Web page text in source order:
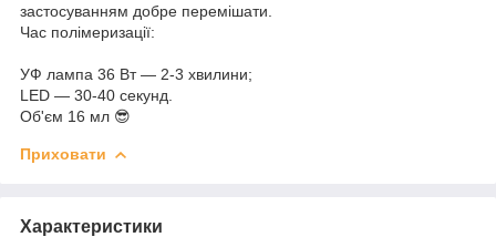
застосуванням добре перемішати.
Час полімеризації:
УФ лампа 36 Вт — 2-3 хвилини;
LED — 30-40 секунд.
Об'єм 16 мл 😎
Приховати
Характеристики